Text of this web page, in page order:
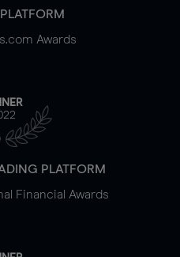
Awards
PLATFORM
Financial Awards